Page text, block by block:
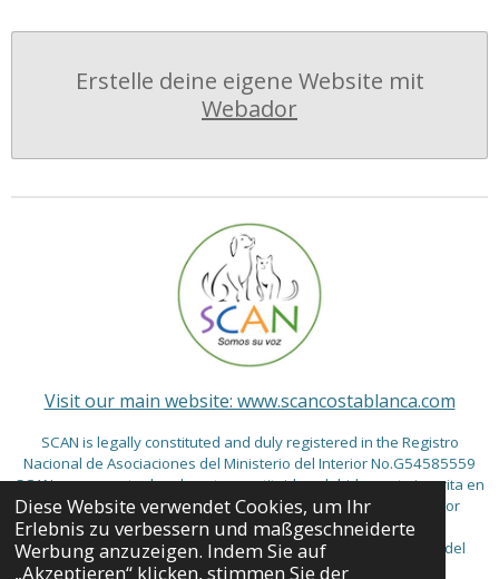
Diese Website verwendet Cookies, um Ihr
Erlebnis zu verbessern und maßgeschneiderte
Werbung anzuzeigen. Indem Sie auf
„Akzeptieren“ klicken, stimmen Sie der
Erstelle deine eigene Website mit
Webador
Visit our main website: www.scancostablanca.com
SCAN is legally constituted and duly registered in the Registro
Nacional de Asociaciones del Ministerio del Interior No.G54585559
SCAN se encuentra legalmente constituida y debidamente inscrita en
el Registro Nacional de Asociaciones del Ministerio del Interior
No.G54585559
SCAN ist im Registro Nacional de Asociaciones del Ministerio del
Interior unter der Nummer G54585559 eingetragen